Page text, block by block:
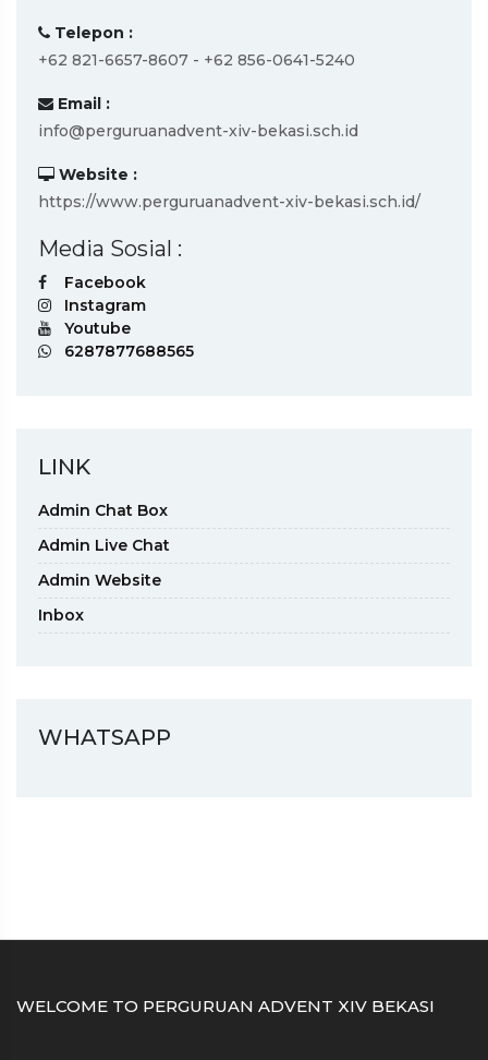
Telepon :
+62 821-6657-8607 - +62 856-0641-5240
Email :
info@perguruanadvent-xiv-bekasi.sch.id
Website :
https://www.perguruanadvent-xiv-bekasi.sch.id/
Media Sosial :
Facebook
Instagram
Youtube
6287877688565
LINK
Admin Chat Box
Admin Live Chat
Admin Website
Inbox
WHATSAPP
WELCOME TO PERGURUAN ADVENT XIV BEKASI